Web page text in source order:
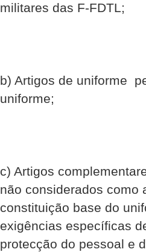
militares das F-FDTL;
b) Artigos de uniforme 
uniforme;
c) Artigos
não considerados como
constituição base do
exigências específicas
protecção do pessoal e